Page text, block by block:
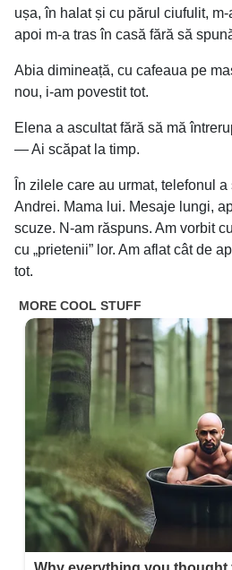
ușa, în halat și cu părul ciufulit,
apoi m-a tras în casă fără să
Abia dimineață, cu cafeaua pe
nou, i-am povestit tot.
Elena a ascultat fără să mă
— Ai scăpat la timp.
În zilele care au urmat, telefonul
Andrei. Mama lui. Mesaje lungi,
scuze. N-am răspuns. Am vorbit
cu „prietenii” lor. Am aflat cât de
tot.